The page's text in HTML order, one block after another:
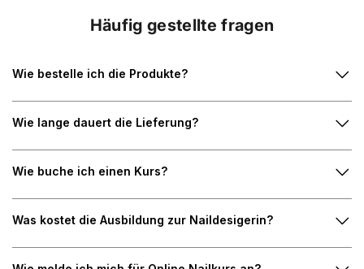
Häufig gestellte fragen
Wie bestelle ich die Produkte?
Wie lange dauert die Lieferung?
Wie buche ich einen Kurs?
Was kostet die Ausbildung zur Naildesigerin?